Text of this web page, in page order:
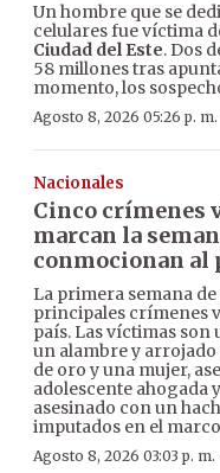
Un hombre que se
celulares fue víctima
Ciudad del Este. Dos
58 millones tras
momento, los
Agosto 8, 2026 05:26 p. m.
Nacionales
Cinco crímenes
marcan la
conmocionan al
La primera semana
principales crímenes
país. Las víctimas
un alambre y
de oro y una mujer,
adolescente ahogada
asesinado con un
imputados en el
Agosto 8, 2026 03:03 p. m.